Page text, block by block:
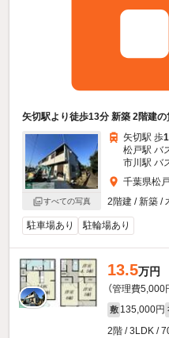
矢切駅より徒歩13分 新築 2階建の
すべての写真
矢切駅 歩
松戸駅 バ
市川駅 バ
千葉県松
2階建 / 新築 /
駐車場あり 駐輪場あり
13.5万円
（管理費5,000
敷 135,000円
2階 / 3LDK /